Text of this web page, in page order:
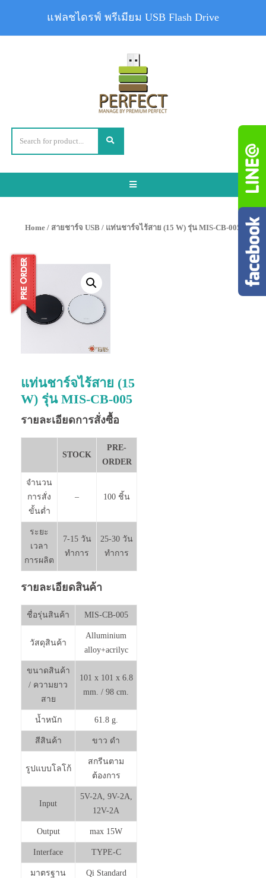
Toggle
Home / สายชาร์จ USB / แท่นชาร์จไร้สาย (15 W) รุ่น MIS-CB-005
แท่นชาร์จไร้สาย (15
W) รุ่น MIS-CB-005
รายละเอียดการสั่งซื้อ
STOCK
PRE-
ORDER
จำนวน
การสั่ง
ขั้นต่ำ
– 100 ชิ้น
ระยะ
เวลา
การผลิต
7-15 วัน
ทำการ
25-30 วัน
ทำการ
รายละเอียดสินค้า
ชื่อรุ่นสินค้า MIS-CB-005
วัสดุสินค้า
Alluminium
alloy+acrilyc
ขนาดสินค้า
/ ความยาว
สาย
101 x 101 x 6.8
mm. / 98 cm.
น้ำหนัก 61.8 g.
สีสินค้า ขาว ดำ
รูปแบบโลโก้
สกรีนตาม
ต้องการ
Input
5V-2A, 9V-2A,
12V-2A
Output max 15W
Interface TYPE-C
มาตรฐาน Qi Standard
แฟลชไดรฟ์ พรีเมียม USB Flash Drive